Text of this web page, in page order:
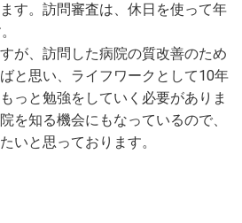
す。訪問審査は、休日を使って年
が、訪問した病院の質改善のため
と思い、ライフワークとして10年
っと勉強をしていく必要がありま
を知る機会にもなっているので、
いと思っております。